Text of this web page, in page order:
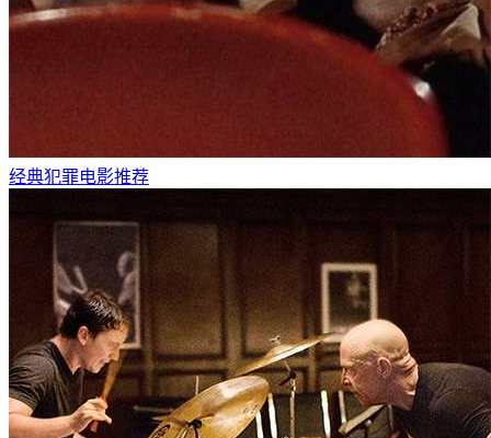
经典犯罪电影推荐